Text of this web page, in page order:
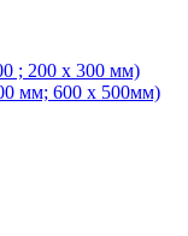
; 200 х 300 мм)
мм; 600 х 500мм)